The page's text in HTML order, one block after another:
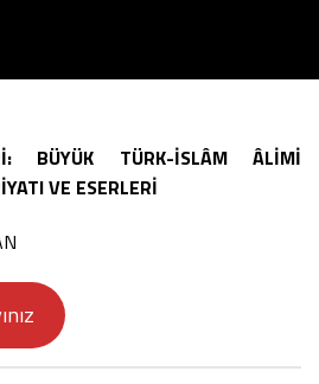
BÜYÜK TÜRK-İSLÂM ÂLİMİ
VE ESERLERİ